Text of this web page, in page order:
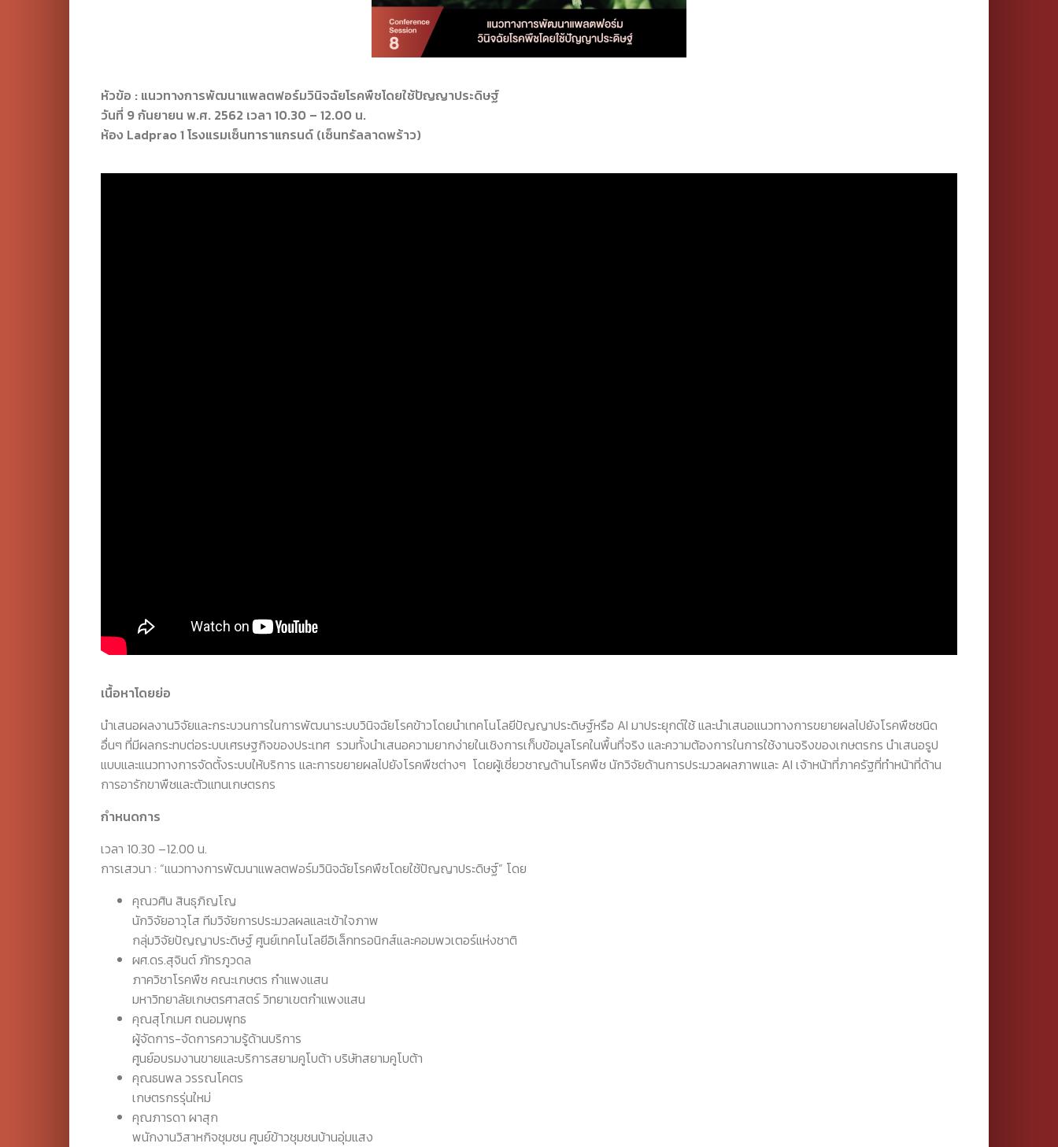
หัวข้อ : แนวทางการพัฒนาแพลตฟอร์มวินิจฉัยโรคพืชโดยใช้ปัญญาประดิษฐ์
วันที่ 9 กันยายน พ.ศ. 2562 เวลา 10.30 – 12.00 น.
ห้อง Ladprao 1 โรงแรมเซ็นทาราแกรนด์ (เซ็นทรัลลาดพร้าว)
เนื้อหาโดยย่อ
นำเสนอผลงานวิจัยและกระบวนการในการพัฒนาระบบวินิจฉัยโรคข้าวโดยนำเทคโนโลยีปัญญาประดิษฐ์หรือ AI มาประยุกต์ใช้ และนำเสนอแนวทางการขยายผลไปยังโรคพืชชนิด
อื่นๆ ที่มีผลกระทบต่อระบบเศรษฐกิจของประเทศ รวมทั้งนำเสนอความยากง่ายในเชิงการเก็บข้อมูลโรคในพื้นที่จริง และความต้องการในการใช้งานจริงของเกษตรกร นำเสนอรูป
แบบและแนวทางการจัดตั้งระบบให้บริการ และการขยายผลไปยังโรคพืชต่างๆ โดยผู้เชี่ยวชาญด้านโรคพืช นักวิจัยด้านการประมวลผลภาพและ AI เจ้าหน้าที่ภาครัฐที่ทำหน้าที่ด้าน
การอารักขาพืชและตัวแทนเกษตรกร
กำหนดการ
เวลา 10.30 –12.00 น.
การเสวนา : “แนวทางการพัฒนาแพลตฟอร์มวินิจฉัยโรคพืชโดยใช้ปัญญาประดิษฐ์” โดย
คุณวศิน สินธุภิญโญ
นักวิจัยอาวุโส ทีมวิจัยการประมวลผลและเข้าใจภาพ
กลุ่มวิจัยปัญญาประดิษฐ์ ศูนย์เทคโนโลยีอิเล็กทรอนิกส์และคอมพวเตอร์แห่งชาติ
ผศ.ดร.สุจินต์ ภัทรภูวดล
ภาควิชาโรคพืช คณะเกษตร กำแพงแสน
มหาวิทยาลัยเกษตรศาสตร์ วิทยาเขตกำแพงแสน
คุณสุโกเมศ ถนอมพุทธ
ผู้จัดการ-จัดการความรู้ด้านบริการ
ศูนย์อบรมงานขายและบริการสยามคูโบต้า บริษัทสยามคูโบต้า
คุณธนพล วรรณโคตร
เกษตรกรรุ่นใหม่
คุณภารดา ผาสุก
พนักงานวิสาหกิจชุมชน ศูนย์ข้าวชุมชนบ้านอุ่มแสง